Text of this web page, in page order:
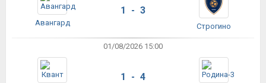
Авангард
1 - 3
Строгино
01/08/2026 15:00
1 - 4